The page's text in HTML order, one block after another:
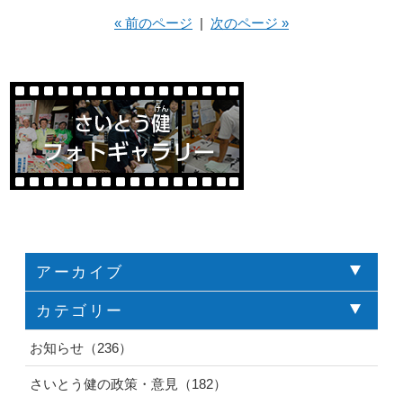
« 前のページ | 次のページ »
アーカイブ
カテゴリー
お知らせ（236）
さいとう健の政策・意見（182）